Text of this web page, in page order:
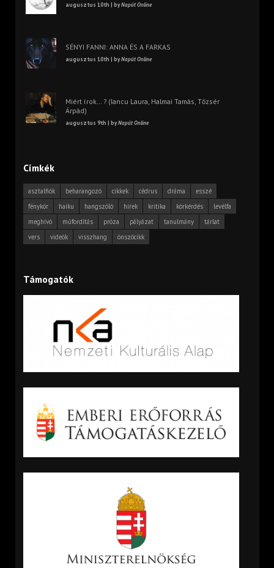
augusztus 10th | byNapút Online
SÉNYI FANNI: ANNA ÉS A FARKAS
augusztus 10th | byNapút Online
Miért írok… ? (Iancu Laura, Halmai Tamás, Tőzsér
Árpád)
augusztus 9th | byNapút Online
Címkék
asztalfiók beharangozó cikkek cédrus dráma
esszé
fénykör
haiku hangszóló hírek kritika körkérdés
levélfa
meghívó
műfordítás próza pályázat tanulmány
tárlat
vers
videók visszhang önszócikk
Támogatók